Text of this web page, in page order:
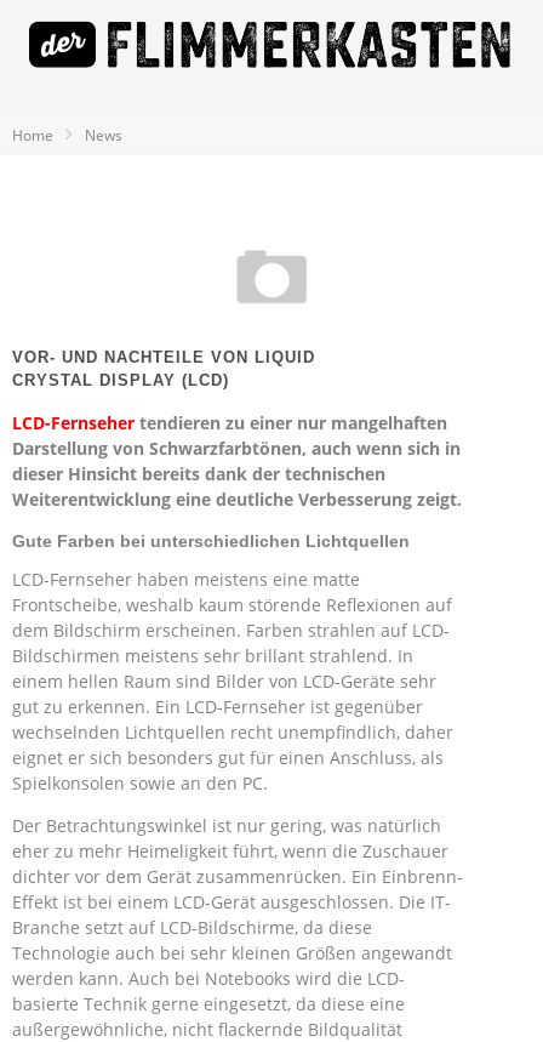
Home News
VOR- UND NACHTEILE VON LIQUID
CRYSTAL DISPLAY (LCD)
LCD-Fernseher tendieren zu einer nur mangelhaften
Darstellung von Schwarzfarbtönen, auch wenn sich in
dieser Hinsicht bereits dank der technischen
Weiterentwicklung eine deutliche Verbesserung zeigt.
Gute Farben bei unterschiedlichen Lichtquellen
LCD-Fernseher haben meistens eine matte
Frontscheibe, weshalb kaum störende Reflexionen auf
dem Bildschirm erscheinen. Farben strahlen auf LCD-
Bildschirmen meistens sehr brillant strahlend. In
einem hellen Raum sind Bilder von LCD-Geräte sehr
gut zu erkennen. Ein LCD-Fernseher ist gegenüber
wechselnden Lichtquellen recht unempfindlich, daher
eignet er sich besonders gut für einen Anschluss, als
Spielkonsolen sowie an den PC.
Der Betrachtungswinkel ist nur gering, was natürlich
eher zu mehr Heimeligkeit führt, wenn die Zuschauer
dichter vor dem Gerät zusammenrücken. Ein Einbrenn-
Effekt ist bei einem LCD-Gerät ausgeschlossen. Die IT-
Branche setzt auf LCD-Bildschirme, da diese
Technologie auch bei sehr kleinen Größen angewandt
werden kann. Auch bei Notebooks wird die LCD-
basierte Technik gerne eingesetzt, da diese eine
außergewöhnliche, nicht flackernde Bildqualität